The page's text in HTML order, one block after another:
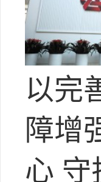
以完
障增
心 守